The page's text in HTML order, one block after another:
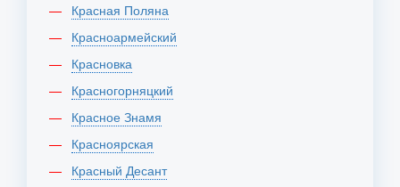
Красная Поляна
Красноармейский
Красновка
Красногорняцкий
Красное Знамя
Красноярская
Красный Десант